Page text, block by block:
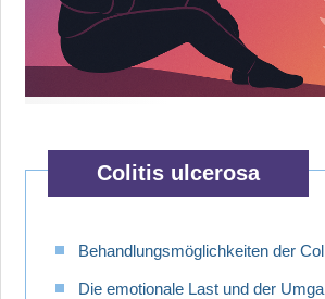
Colitis ulcerosa
Behandlungsmöglichkeiten der
Die emotionale Last und der